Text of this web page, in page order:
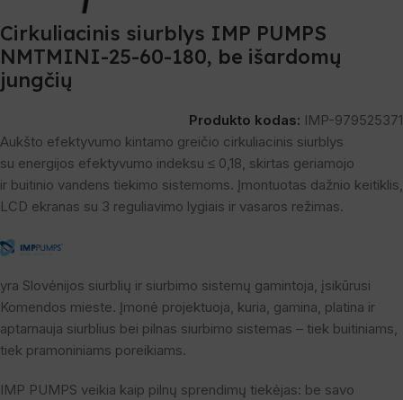
Cirkuliacinis siurblys IMP PUMPS
NMTMINI-25-60-180, be išardomų
jungčių
Produkto kodas: IMP-979525371
Aukšto efektyvumo kintamo greičio cirkuliacinis siurblys
su energijos efektyvumo indeksu ≤ 0,18, skirtas geriamojo
ir buitinio vandens tiekimo sistemoms. Įmontuotas dažnio keitiklis,
LCD ekranas su 3 reguliavimo lygiais ir vasaros režimas.
yra Slovėnijos siurblių ir siurbimo sistemų gamintoja, įsikūrusi
Komendos mieste. Įmonė projektuoja, kuria, gamina, platina ir
aptarnauja siurblius bei pilnas siurbimo sistemas – tiek buitiniams,
tiek pramoniniams poreikiams.
IMP PUMPS veikia kaip pilnų sprendimų tiekėjas: be savo